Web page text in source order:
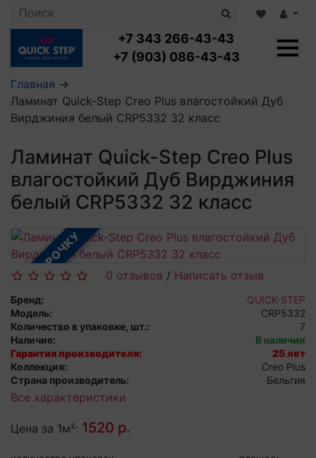
+7 343 266-43-43
+7 (903) 086-43-43
Ламинат с укладкой
Влагостойкий ламинат
Посмотреть все категории
LOC FLOOR FANCY
LOC FLOOR ARCTIC
Посмотреть все категории
Кварцвиниловая плитка с укладкой
Клеевая кварцвиниловая плитка
Виниловый ламинат
Посмотреть все категории
Плинтус
Профили для ступеней
Подложка
Пороги
Аксессуары для напольных покрытий
Посмотреть все категории
Посмотреть все категории
Главная →
Ламинат Quick-Step Creo Plus влагостойкий Дуб
Вирджиния белый CRP5332 32 класс
Ламинат Quick-Step Creo Plus
влагостойкий Дуб Вирджиния
белый CRP5332 32 класс
В РАССРОЧКУ 0 отзывов / Написать отзыв
Бренд:
QUICK-STEP
Модель:
CRP5332
Количество в упаковке, шт.:
7
Наличие:
В наличии
Гарантия производителя:
25 лет
Коллекция:
Creo Plus
Страна производитель:
Бельгия
Все характеристики
Цена за 1м²: 1520 р.